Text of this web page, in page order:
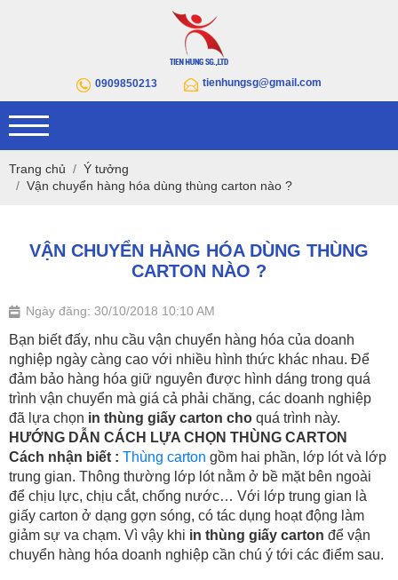
0909850213 tienhungsg@gmail.com
Trang chủ
Ý tưởng
Vận chuyển hàng hóa dùng thùng carton nào ?
VẬN CHUYỂN HÀNG HÓA DÙNG THÙNG
CARTON NÀO ?
Ngày đăng: 30/10/2018 10:10 AM
Bạn biết đấy, nhu cầu vận chuyển hàng hóa của doanh
nghiệp ngày càng cao với nhiều hình thức khác nhau. Để
đảm bảo hàng hóa giữ nguyên được hình dáng trong quá
trình vận chuyển mà giá cả phải chăng, các doanh nghiệp
đã lựa chọn in thùng giấy carton cho quá trình này.
HƯỚNG DẪN CÁCH LỰA CHỌN THÙNG CARTON
Cách nhận biết : Thùng carton gồm hai phần, lớp lót và lớp
trung gian. Thông thường lớp lót nằm ở bề mặt bên ngoài
để chịu lực, chịu cắt, chống nước… Với lớp trung gian là
giấy carton ở dạng gợn sóng, có tác dụng hoạt động làm
giảm sự va chạm. Vì vậy khi in thùng giấy carton để vận
chuyển hàng hóa doanh nghiệp cần chú ý tới các điểm sau.